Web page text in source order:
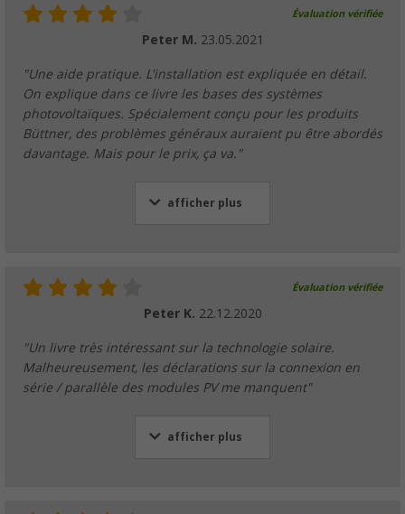
Évaluation vérifiée
Peter M. 23.05.2021
"Une aide pratique. L'installation est expliquée en détail.
On explique dans ce livre les bases des systèmes
photovoltaïques. Spécialement conçu pour les produits
Büttner, des problèmes généraux auraient pu être abordés
davantage. Mais pour le prix, ça va."
afficher plus
Évaluation vérifiée
Peter K. 22.12.2020
"Un livre très intéressant sur la technologie solaire.
Malheureusement, les déclarations sur la connexion en
série / parallèle des modules PV me manquent"
afficher plus